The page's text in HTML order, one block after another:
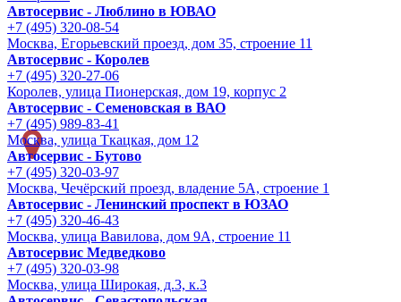
Автосервис - Люблино в ЮВАО
+7 (495) 320-08-54
Москва, Егорьевский проезд, дом 35, строение 11
Автосервис - Королев
+7 (495) 320-27-06
Королев, улица Пионерская, дом 19, корпус 2
Автосервис - Семеновская в ВАО
+7 (495) 989-83-41
Москва, улица Ткацкая, дом 12
Автосервис - Бутово
+7 (495) 320-03-97
Москва, Чечёрский проезд, владение 5А, строение 1
Автосервис - Ленинский проспект в ЮЗАО
+7 (495) 320-46-43
Москва, улица Вавилова, дом 9A, строение 11
Автосервис Медведково
+7 (495) 320-03-98
Москва, улица Широкая, д.3, к.3